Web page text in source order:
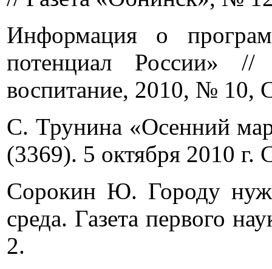
Информация о
потенциал России» //
воспитание, 2010, № 10,
С. Трунина «Осенний
(3369). 5 октября 2010 г.
Сорокин Ю. Городу
среда. Газета первого
2.